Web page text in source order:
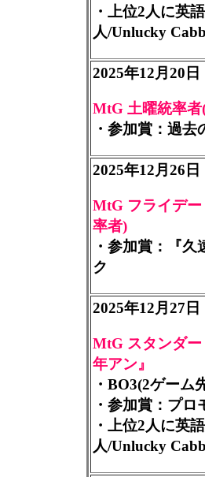
・上位2人に英
人/Unlucky
2025年12月20日
MtG 土曜統率者
・参加賞：過去
2025年12月26日
MtG フライデ
率者)
・参加賞：『
ク
2025年12月27日
MtG スタンダ
年アン』
・BO3(2ゲーム
・参加賞：プ
・上位2人に英
人/Unlucky